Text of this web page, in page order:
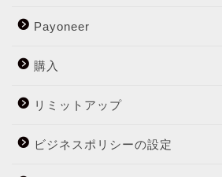
Payoneer
購入
リミットアップ
ビジネスポリシーの設定